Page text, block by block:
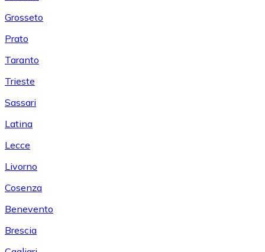
Grosseto
Prato
Taranto
Trieste
Sassari
Latina
Lecce
Livorno
Cosenza
Benevento
Brescia